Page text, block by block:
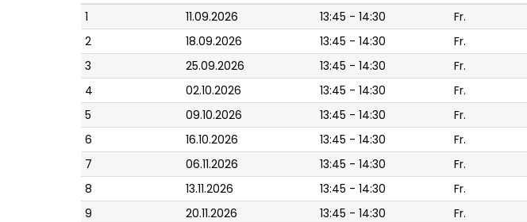
1
11.09.2026 13:45 - 14:30
Fr.
2
18.09.2026 13:45 - 14:30
Fr.
3
25.09.2026 13:45 - 14:30
Fr.
4
02.10.2026 13:45 - 14:30
Fr.
5
09.10.2026 13:45 - 14:30
Fr.
6
16.10.2026 13:45 - 14:30
Fr.
7
06.11.2026 13:45 - 14:30
Fr.
8
13.11.2026 13:45 - 14:30
Fr.
9
20.11.2026 13:45 - 14:30
Fr.